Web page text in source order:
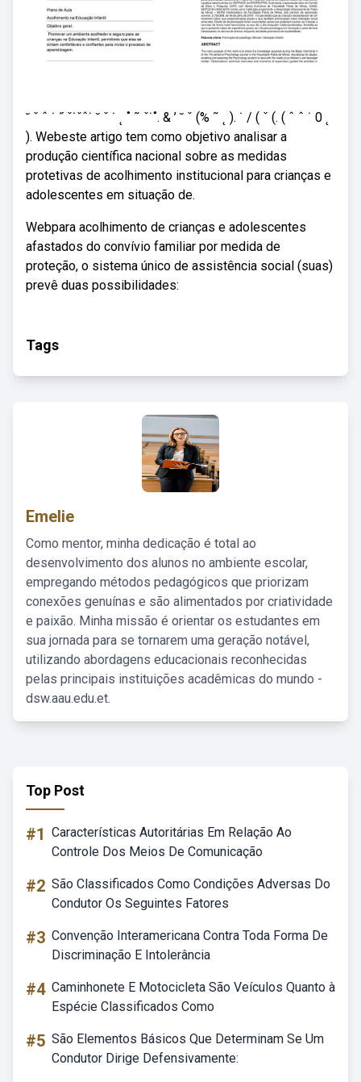
˘ ˇ ˆ ˙ ˝ ˇ˙ˇˆ˙ ˘ ˇ ˙ ˛ ˚ ˜ ˇ˙˚. & ’ ˘ ˇ (% ˜ ˛ ). ˙ / ( ˇ (. ( ˆ ˆ ˙ 0 ˛
). Webeste artigo tem como objetivo analisar a
produção científica nacional sobre as medidas
protetivas de acolhimento institucional para crianças e
adolescentes em situação de.
Webpara acolhimento de crianças e adolescentes
afastados do convívio familiar por medida de
proteção, o sistema único de assistência social (suas)
prevê duas possibilidades:
Tags
Emelie
Como mentor, minha dedicação é total ao
desenvolvimento dos alunos no ambiente escolar,
empregando métodos pedagógicos que priorizam
conexões genuínas e são alimentados por criatividade
e paixão. Minha missão é orientar os estudantes em
sua jornada para se tornarem uma geração notável,
utilizando abordagens educacionais reconhecidas
pelas principais instituições acadêmicas do mundo -
dsw.aau.edu.et.
Top Post
#1 Características Autoritárias Em Relação Ao
Controle Dos Meios De Comunicação
#2 São Classificados Como Condições Adversas Do
Condutor Os Seguintes Fatores
#3 Convenção Interamericana Contra Toda Forma De
Discriminação E Intolerância
#4 Caminhonete E Motocicleta São Veículos Quanto à
Espécie Classificados Como
#5 São Elementos Básicos Que Determinam Se Um
Condutor Dirige Defensivamente: